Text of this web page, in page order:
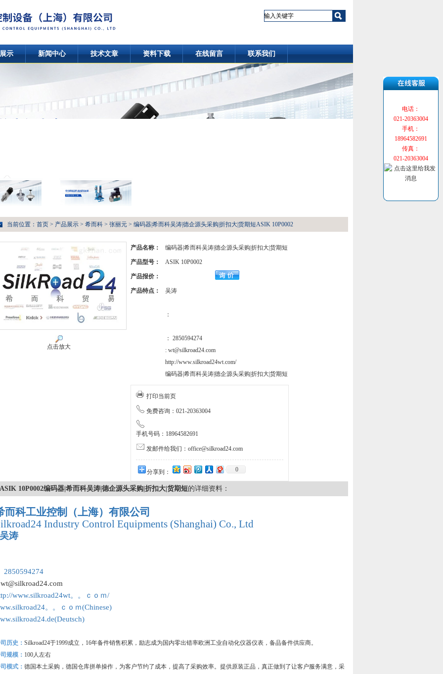
示 新闻中心 技术文章 资料下载 在线留言 联系我们
当前位置： 首页 > 产品展示 > 希而科 > 张丽元 > 编码器|希而科吴涛|德企源头采购|折扣大|货期短ASIK 10P0002
点击放大
产品名称： 编码器|希而科吴涛|德企源头采购|折扣大|货期短
产品型号： ASIK 10P0002
产品报价：
产品特点： 吴涛
：
： 2850594274
: wt@silkroad24.com
http://www.silkroad24wt.com/
编码器|希而科吴涛|德企源头采购|折扣大|货期短
打印当前页
免费咨询：021-20363004
手机号码：18964582691
发邮件给我们：office@silkroad24.com
分享到： 0
ASIK 10P0002编码器|希而科吴涛|德企源头采购|折扣大|货期短的详细资料：
而科工业控制（上海）有限公司
Industry Control Equipments (Shanghai) Co., Ltd
吴涛
2850594274
wt@silkroad24.com
www.silkroad24wt。。ｃｏｍ/
。。ｃｏｍ(Chinese)
历史： Silkroad24于1999成立，16年备件销售积累，励志成为国内零出错率欧洲工业自动化仪器仪表，备品备件供应商。
规模： 100人左右
模式： 德国本土采购，德国仓库拼单操作，为客户节约了成本，提高了采购效率。提供原装正品，真正做到了让客户服务满意，采
电话：
021-20363004
手机：
18964582691
传真：
021-20363004